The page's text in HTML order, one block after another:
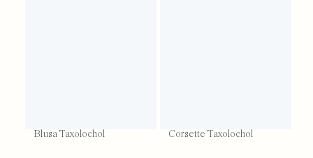
Blusa Taxolochol Corsette Taxolochol